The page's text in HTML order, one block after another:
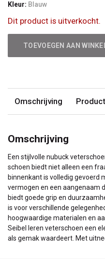
Kleur: Blauw
Dit product is uitverkocht.
TOEVOEGEN AAN
Omschrijving
Omschrijving
Een stijlvolle nubuck
schoen biedt niet alleen een
binnenkant is volledig gevoerd
vermogen en een aangenaam
biedt goede grip en
is voor verschillende
hoogwaardige materialen en
Seibel leren veterschoen een
als gemak waardeert. Met